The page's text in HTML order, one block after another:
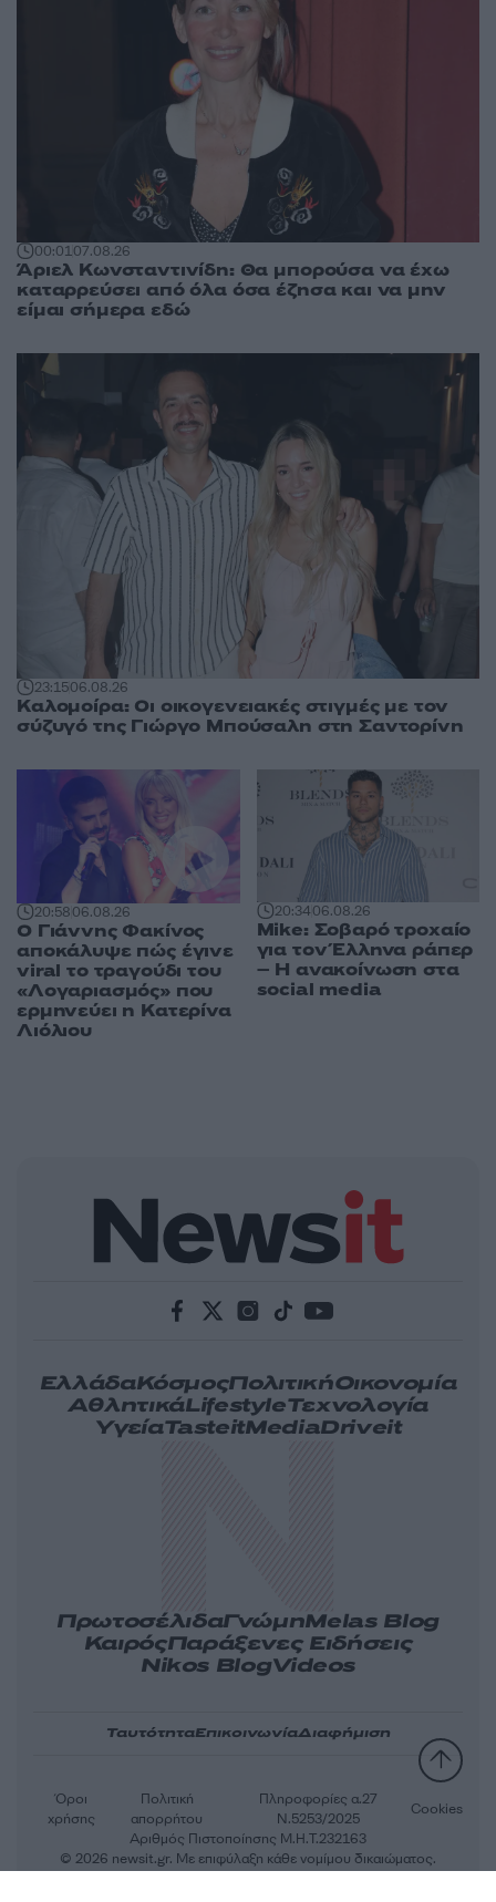
00:0107.08.26
Άριελ Κωνσταντινίδη: Θα μπορούσα να έχω
καταρρεύσει από όλα όσα έζησα και να μην
είμαι σήμερα εδώ
23:1506.08.26
Καλομοίρα: Οι οικογενειακές στιγμές με τον
σύζυγό της Γιώργο Μπούσαλη στη Σαντορίνη
20:5806.08.26
Ο Γιάννης Φακίνος
αποκάλυψε πώς έγινε
viral το τραγούδι του
«Λογαριασμός» που
ερμηνεύει η Κατερίνα
Λιόλιου
20:3406.08.26
Mike: Σοβαρό τροχαίο
για τον Έλληνα ράπερ
– Η ανακοίνωση στα
social media
ΕλλάδαΚόσμοςΠολιτικήΟικονομία
ΑθλητικάLifestyleΤεχνολογία
ΥγείαTasteitMediaDriveit
ΠρωτοσέλιδαΓνώμηMelas Blog
ΚαιρόςΠαράξενες Ειδήσεις
Nikos BlogVideos
ΤαυτότηταΕπικοινωνίαΔιαφήμιση
Αριθμός Πιστοποίησης Μ.Η.Τ.232163
Όροι
χρήσης
Πολιτική
απορρήτου
Πληροφορίες α.27
Ν.5253/2025
Cookies
© 2026 newsit.gr. Με επιφύλαξη κάθε νομίμου δικαιώματος.